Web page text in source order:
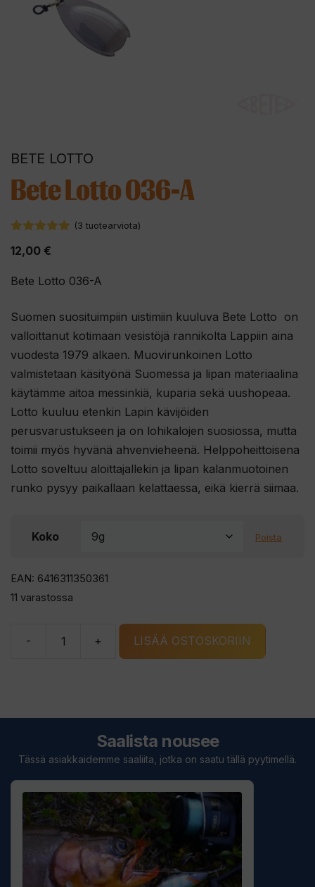
BETE LOTTO
Bete Lotto 036-A
(3 tuotearviota)
12,00 €
Bete Lotto 036-A
Suomen suosituimpiin uistimiin kuuluva Bete Lotto on
valloittanut kotimaan vesistöjä rannikolta Lappiin aina
vuodesta 1979 alkaen. Muovirunkoinen Lotto
valmistetaan käsityönä Suomessa ja lipan materiaalina
käytämme aitoa messinkiä, kuparia sekä uushopeaa.
Lotto kuuluu etenkin Lapin kävijöiden
perusvarustukseen ja on lohikalojen suosiossa, mutta
toimii myös hyvänä ahvenvieheenä. Helppoheittoisena
Lotto soveltuu aloittajallekin ja lipan kalanmuotoinen
runko pysyy paikallaan kelattaessa, eikä kierrä siimaa.
Koko Poista
EAN: 6416311350361
11 varastossa
-
Bete
+ LISÄÄ OSTOSKORIIN
Saalista nousee
Tässä asiakkaidemme saaliita, jotka on saatu tällä pyytimellä.